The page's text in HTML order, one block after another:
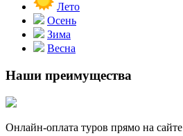
Лето
Осень
Зима
Весна
Наши преимущества
Онлайн-оплата туров прямо на сайте